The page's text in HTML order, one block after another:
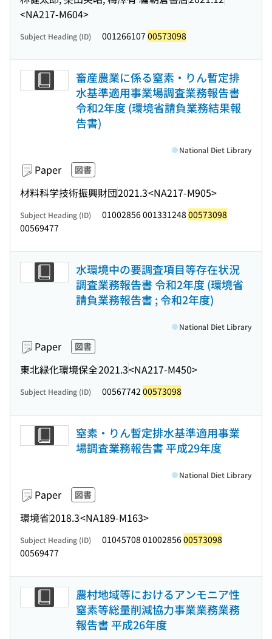
<NA217-M604>
Subject Heading (ID) 001266107 00573098
畜産農業に係る窒素・りん暫定排
水基準適用事業場調査業務報告書
令和2年度 (環境省請負業務結果報
告書)
Paper 図書
材料科学技術振興財団2021.3<NA217-M905>
National Diet Library
Subject Heading (ID) 01002856 001331248 00573098
00569477
水環境中の要調査項目等存在状況
調査業務報告書 令和2年度 (環境省
請負業務報告書 ; 令和2年度)
Paper 図書
東北緑化環境保全2021.3<NA217-M450>
National Diet Library
Subject Heading (ID) 00567742 00573098
窒素・りん暫定排水基準適用事業
場調査業務報告書 平成29年度
Paper 図書
環境省2018.3<NA189-M163>
National Diet Library
Subject Heading (ID) 01045708 0100285600573098
00569477
農村地域等におけるアンモニア性
窒素等総量削減協力事業業務業務
報告書 平成26年度